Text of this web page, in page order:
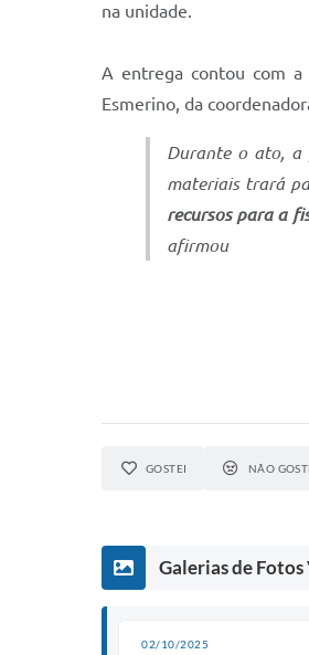
na unidade.
A entrega contou com a
Esmerino, da
Durante o ato, a
materiais trará
recursos para a
afirmou
GOSTEI NÃO
Galerias de
02/10/2025